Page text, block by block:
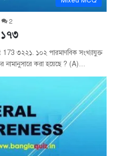
2
১৭৩
৩২২১. ১০২ পারমাণবিক সংখ্যাযুক্ত
নামানুসারে করা হয়েছে ? (A)…